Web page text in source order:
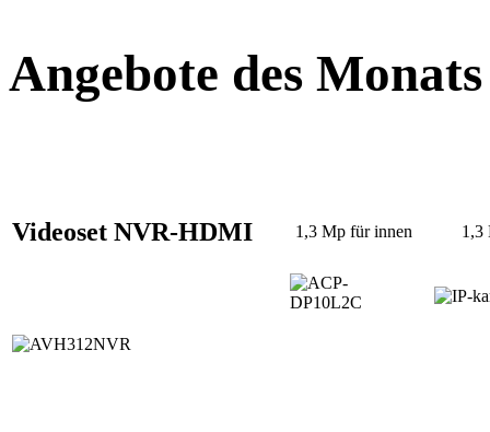
Angebote des Monats
Videoset NVR-HDMI 1,3 Mp für innen 1,3